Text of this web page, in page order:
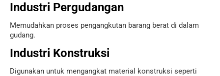
Industri Pergudangan
Memudahkan proses pengangkutan barang berat di dalam
gudang.
Industri Konstruksi
Digunakan untuk mengangkat material konstruksi seperti